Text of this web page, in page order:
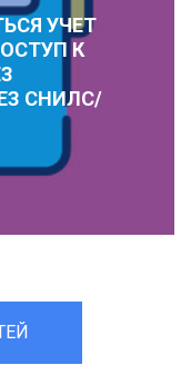
УЧЕТ
К
СНИЛС/